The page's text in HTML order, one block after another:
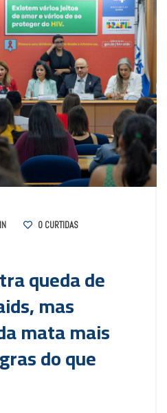
0 CURTIDAS
queda de
mas
mata mais
do que